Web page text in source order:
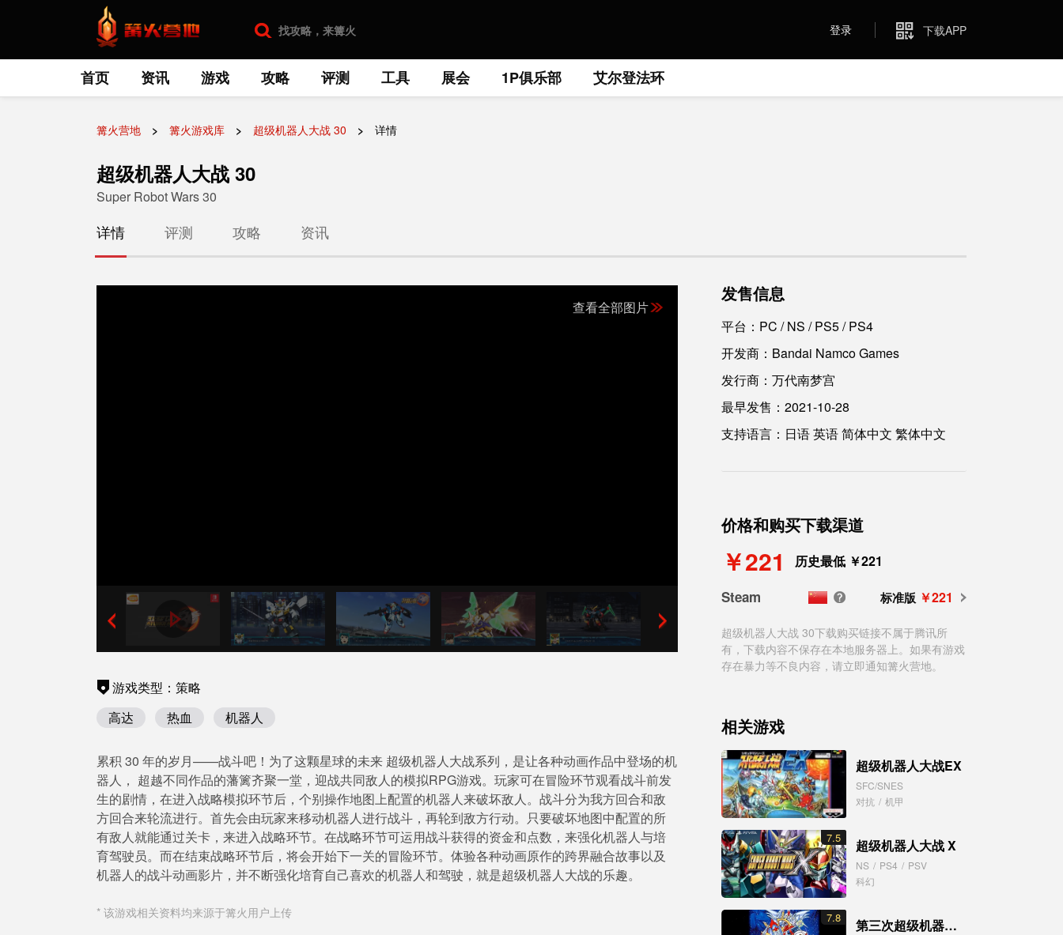
登录 下载APP
首页 资讯 游戏 攻略 评测 工具 展会 1P俱乐部 艾尔登法环
篝火营地 篝火游戏库 超级机器人大战 30 详情
超级机器人大战 30
Super Robot Wars 30
详情 评测 攻略 资讯
查看全部图片
游戏类型：策略
高达
热血 机器人
累积 30 年的岁月——战斗吧！为了这颗星球的未来 超级机器人大战系列，是让各种动画作品中登场的机
器人， 超越不同作品的藩篱齐聚一堂，迎战共同敌人的模拟RPG游戏。玩家可在冒险环节观看战斗前发
生的剧情，在进入战略模拟环节后，个别操作地图上配置的机器人来破坏敌人。战斗分为我方回合和敌
方回合来轮流进行。首先会由玩家来移动机器人进行战斗，再轮到敌方行动。只要破坏地图中配置的所
有敌人就能通过关卡，来进入战略环节。在战略环节可运用战斗获得的资金和点数，来强化机器人与培
育驾驶员。而在结束战略环节后，将会开始下一关的冒险环节。体验各种动画原作的跨界融合故事以及
机器人的战斗动画影片，并不断强化培育自己喜欢的机器人和驾驶，就是超级机器人大战的乐趣。
* 该游戏相关资料均来源于篝火用户上传
发售信息
平台：PC / NS / PS5 / PS4
开发商：Bandai Namco Games
发行商：万代南梦宫
最早发售：2021-10-28
支持语言：日语 英语 简体中文 繁体中文
价格和购买下载渠道
￥221 历史最低 ￥221
Steam 标准版 ￥221
超级机器人大战 30下载购买链接不属于腾讯所
有，下载内容不保存在本地服务器上。如果有游戏
存在暴力等不良内容，请立即通知篝火营地。
相关游戏
超级机器人大战EX
SFC/SNES
对抗 / 机甲
7.5 超级机器人大战 X
NS / PS4 / PSV
科幻
7.8 第三次超级机器人大战